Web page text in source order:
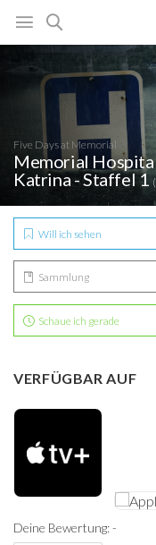
Five Days at Memorial
Memorial
Katrina - Staffel 1
Will ich sehen
Sammlung
Schaue ich gerade
VERFÜGBAR AUF
Deine Bewertung: -